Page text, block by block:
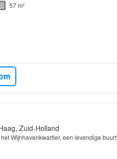
57 m²
Zuid-Holland
Wijnhavenkwartier, een levendige buurt